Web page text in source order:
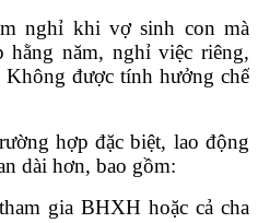
nghỉ khi vợ sinh con mà
năm, nghỉ việc riêng,
được tính hưởng chế
hợp đặc biệt, lao động
dài hơn, bao gồm:
gia BHXH hoặc cả cha